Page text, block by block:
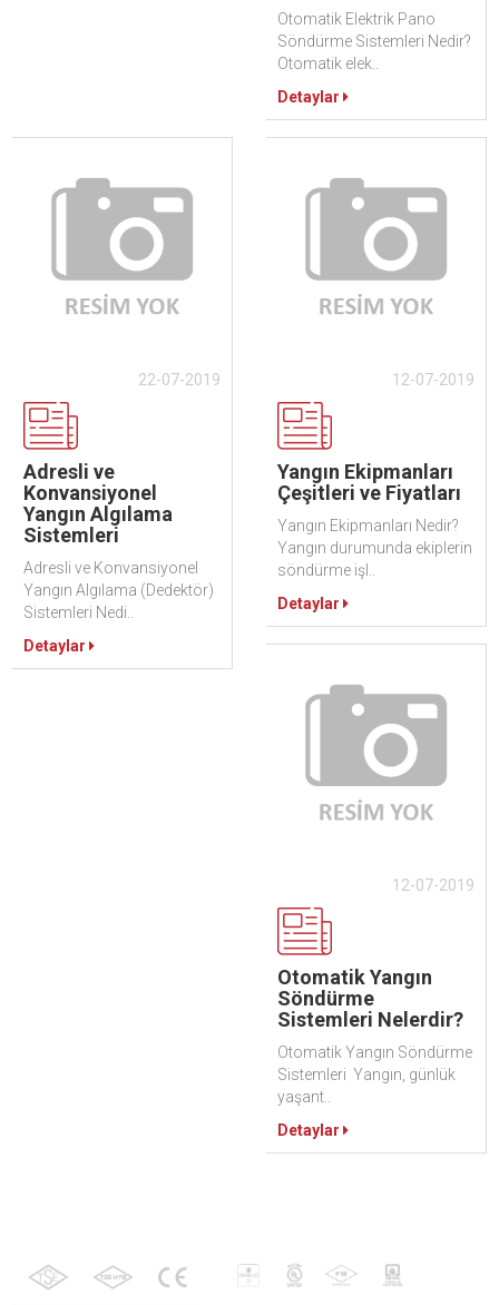
Otomatik Elektrik Pano
Söndürme Sistemleri Nedir?
Otomatik elek..
Detaylar
22-07-2019
Adresli ve
Konvansiyonel
Yangın Algılama
Sistemleri
Adresli ve Konvansiyonel
Yangın Algılama (Dedektör)
Sistemleri Nedi..
Detaylar
12-07-2019
Yangın Ekipmanları
Çeşitleri ve Fiyatları
Yangın Ekipmanları Nedir?
Yangın durumunda ekiplerin
söndürme işl..
Detaylar
12-07-2019
Otomatik Yangın
Söndürme
Sistemleri Nelerdir?
Otomatik Yangın Söndürme
Sistemleri Yangın, günlük
yaşant..
Detaylar